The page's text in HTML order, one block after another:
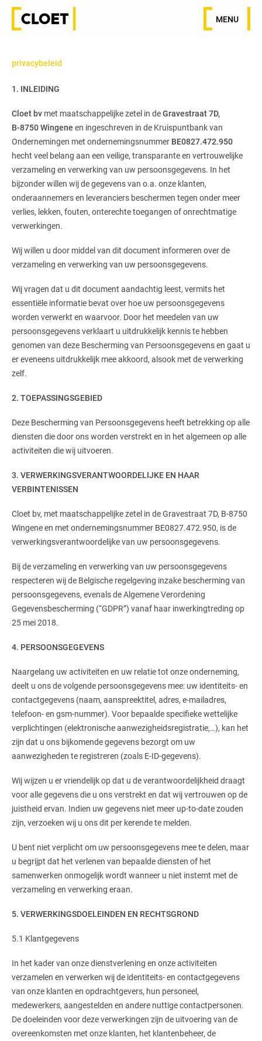
MENU
privacybeleid
1. INLEIDING
Cloet bv met maatschappelijke zetel in deGravestraat 7D,
B-8750 Wingene en ingeschreven in de Kruispuntbank van
Ondernemingen met ondernemingsnummer BE0827.472.950
hecht veel belang aan een veilige, transparante en vertrouwelijke
verzameling en verwerking van uw persoonsgegevens. In het
bijzonder willen wij de gegevens van o.a. onze klanten,
onderaannemers en leveranciers beschermen tegen onder meer
verlies, lekken, fouten, onterechte toegangen of onrechtmatige
verwerkingen.
Wij willen u door middel van dit document informeren over de
verzameling en verwerking van uw persoonsgegevens.
Wij vragen dat u dit document aandachtig leest, vermits het
essentiële informatie bevat over hoe uw persoonsgegevens
worden verwerkt en waarvoor. Door het meedelen van uw
persoonsgegevens verklaart u uitdrukkelijk kennis te hebben
genomen van deze Bescherming van Persoonsgegevens en gaat u
er eveneens uitdrukkelijk mee akkoord, alsook met de verwerking
zelf.
2. TOEPASSINGSGEBIED
Deze Bescherming van Persoonsgegevens heeft betrekking op alle
diensten die door ons worden verstrekt en in het algemeen op alle
activiteiten die wij uitvoeren.
3. VERWERKINGSVERANTWOORDELIJKE EN HAAR
VERBINTENISSEN
Cloet bv, met maatschappelijke zetel in de Gravestraat 7D, B-8750
Wingene en met ondernemingsnummer BE0827.472.950, is de
verwerkingsverantwoordelijke van uw persoonsgegevens.
Bij de verzameling en verwerking van uw persoonsgegevens
respecteren wij de Belgische regelgeving inzake bescherming van
persoonsgegevens, evenals de Algemene Verordening
Gegevensbescherming (“GDPR”) vanaf haar inwerkingtreding op
25 mei 2018.
4. PERSOONSGEGEVENS
Naargelang uw activiteiten en uw relatie tot onze onderneming,
deelt u ons de volgende persoonsgegevens mee: uw identiteits- en
contactgegevens (naam, aanspreektitel, adres, e-mailadres,
telefoon- en gsm-nummer). Voor bepaalde specifieke wettelijke
verplichtingen (elektronische aanwezigheidsregistratie,…), kan het
zijn dat u ons bijkomende gegevens bezorgt om uw
aanwezigheden te registreren (zoals E-ID-gegevens).
Wij wijzen u er vriendelijk op dat u de verantwoordelijkheid draagt
voor alle gegevens die u ons verstrekt en dat wij vertrouwen op de
juistheid ervan. Indien uw gegevens niet meer up-to-date zouden
zijn, verzoeken wij u ons dit per kerende te melden.
U bent niet verplicht om uw persoonsgegevens mee te delen, maar
u begrijpt dat het verlenen van bepaalde diensten of het
samenwerken onmogelijk wordt wanneer u niet instemt met de
verzameling en verwerking eraan.
5. VERWERKINGSDOELEINDEN EN RECHTSGROND
5.1 Klantgegevens
In het kader van onze dienstverlening en onze activiteiten
verzamelen en verwerken wij de identiteits- en contactgegevens
van onze klanten en opdrachtgevers, hun personeel,
medewerkers, aangestelden en andere nuttige contactpersonen.
De doeleinden voor deze verwerkingen zijn de uitvoering van de
overeenkomsten met onze klanten, het klantenbeheer, de